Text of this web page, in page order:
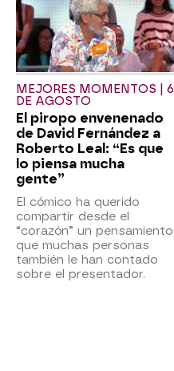
MEJORES MOMENTOS | 6
DE AGOSTO
El piropo envenenado
de David Fernández a
Roberto Leal: “Es que
lo piensa mucha
gente”
El cómico ha querido
compartir desde el
“corazón” un pensamiento
que muchas personas
también le han contado
sobre el presentador.